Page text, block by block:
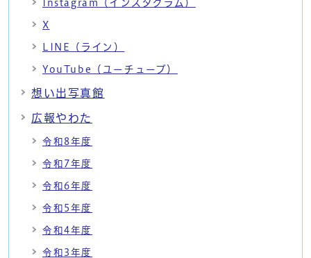
Instagram（インスタグラム）
X
LINE（ライン）
YouTube（ユーチューブ）
想い出写真館
広報やわた
令和8年度
令和7年度
令和6年度
令和5年度
令和4年度
令和3年度